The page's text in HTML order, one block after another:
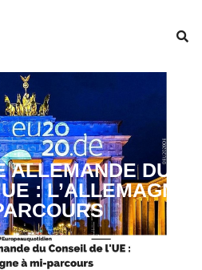
ALLEMANDE DU
: L’ALLEMAGNE